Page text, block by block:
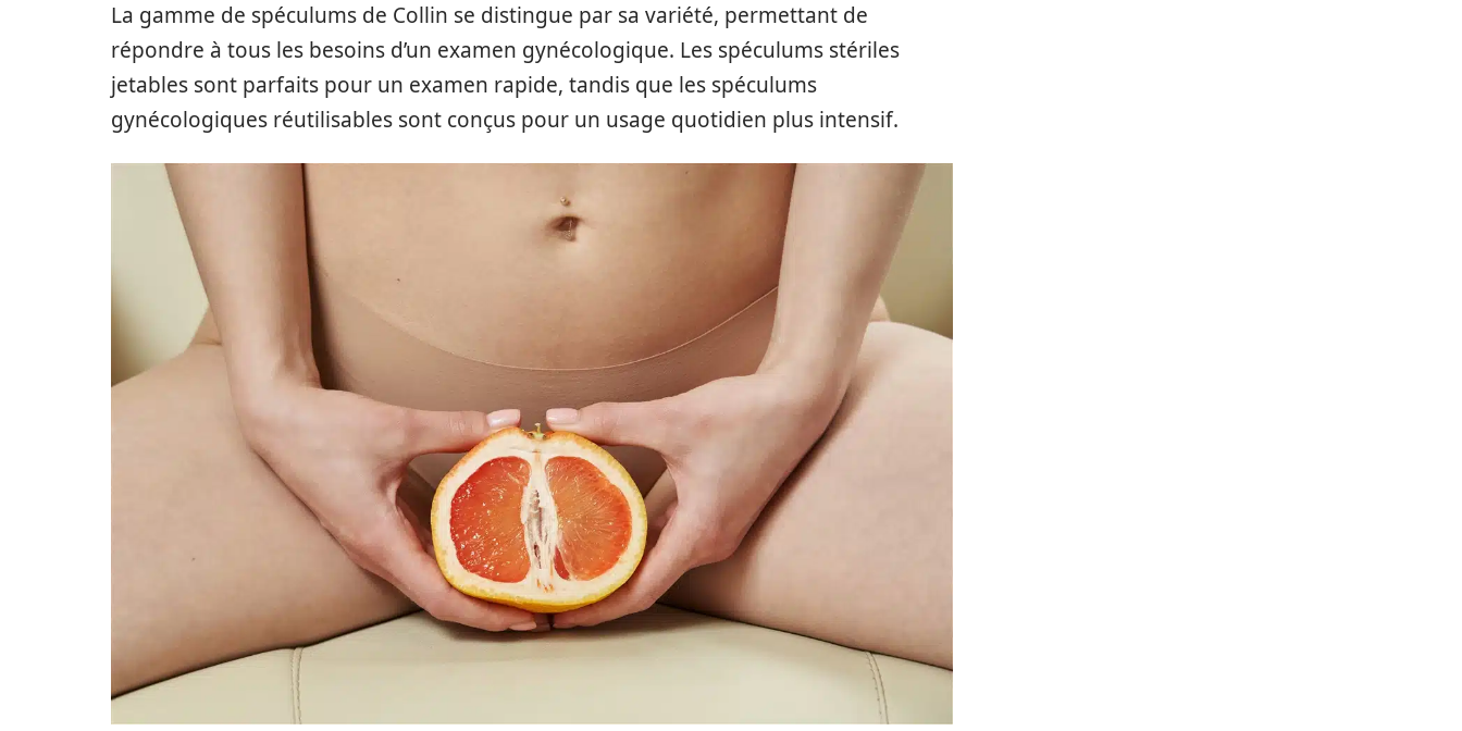
La gamme de spéculums de Collin se distingue par sa variété, permettant de
répondre à tous les besoins d’un examen gynécologique. Les spéculums stériles
jetables sont parfaits pour un examen rapide, tandis que les spéculums
gynécologiques réutilisables sont conçus pour un usage quotidien plus intensif.